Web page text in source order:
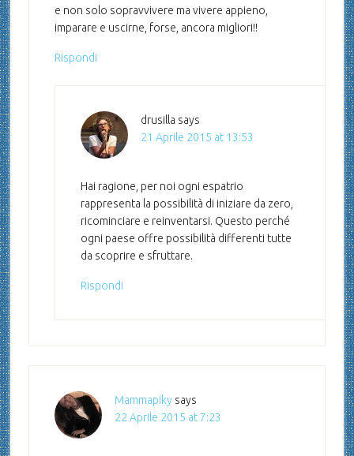
e non solo sopravvivere ma vivere appieno,
imparare e uscirne, forse, ancora migliori!!
Rispondi
drusilla says
21 Aprile 2015 at 13:53
Hai ragione, per noi ogni espatrio
rappresenta la possibilità di iniziare da zero,
ricominciare e reinventarsi. Questo perché
ogni paese offre possibilità differenti tutte
da scoprire e sfruttare.
Rispondi
Mammapiky says
22 Aprile 2015 at 7:23